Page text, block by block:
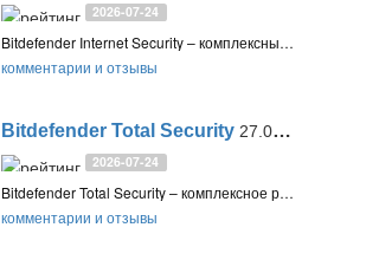
2026-07-24
Bitdefender Internet Security – комплексный антивирус с фаерволом и усиленной защитой личных данных. Многоуровневая веб-защита, безопасный интернет-банкинг, родительский контроль. Автоматическая защита с высоким быстродействием
комментарии и отзывы
Bitdefender Total Security 27.0.61.344
2026-07-24
Bitdefender Total Security – комплексное решение безопасности с защитой от всех видов онлайн-угроз. Мощный антивирус, облачная и проактивная защита, фаервол, антифишинг и защита интернет-банкинга, защита личных данных и родительский контроль
комментарии и отзывы